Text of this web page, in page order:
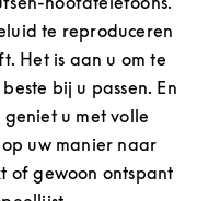
te reproduceren
Het is aan u om te
bij u passen. En
u met volle
uw manier naar
of gewoon ontspant